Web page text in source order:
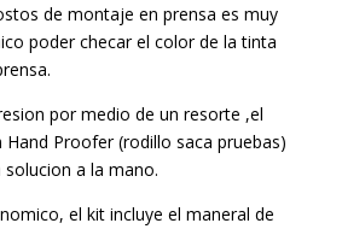
de montaje en prensa es muy
poder checar el color de la tinta
por medio de un resorte ,el
Hand Proofer (rodillo saca pruebas)
a la mano.
el kit incluye el maneral de